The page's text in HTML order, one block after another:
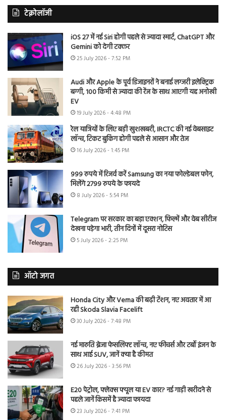
टेक्नोलॉजी
iOS 27 में नई Siri होगी पहले से ज्यादा स्मार्ट, ChatGPT और
Gemini को देगी टक्कर
25 July 2026 - 7:52 PM
Audi और Apple के पूर्व डिजाइनरों ने बनाई लग्जरी इलेक्ट्रिक
बग्गी, 100 किमी से ज्यादा की रेंज के साथ आएगी यह अनोखी
EV
19 July 2026 - 4:48 PM
रेल यात्रियों के लिए बड़ी खुशखबरी, IRCTC की नई वेबसाइट
लॉन्च, टिकट बुकिंग होगी पहले से आसान और तेज
16 July 2026 - 1:45 PM
999 रुपये में रिजर्व करें Samsung का नया फोल्डेबल फोन,
मिलेंगे 2799 रुपये के फायदे
8 July 2026 - 5:54 PM
Telegram पर सरकार का बड़ा एक्शन, फिल्में और वेब सीरीज
देखना पड़ेगा भारी, तीन दिनों में दूसरा नोटिस
5 July 2026 - 2:25 PM
ऑटो जगत
Honda City और Verna की बढ़ी टेंशन, नए अवतार में आ
रही Skoda Slavia Facelift
30 July 2026 - 7:48 PM
नई मारुति ब्रेजा फेसलिफ्ट लॉन्च, नए फीचर्स और टर्बो इंजन के
साथ आई SUV, जानें क्या है कीमत
26 July 2026 - 3:56 PM
E20 पेट्रोल, फ्लेक्स फ्यूल या EV कार? नई गाड़ी खरीदने से
पहले जानें किसमें है ज्यादा फायदा
23 July 2026 - 7:41 PM